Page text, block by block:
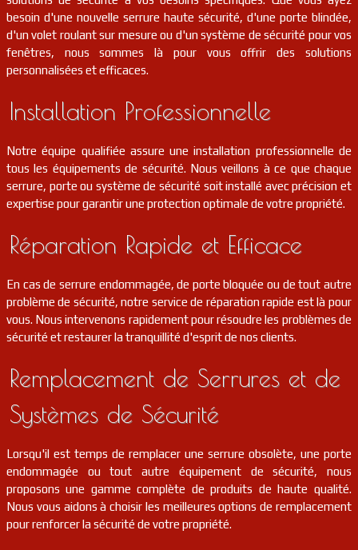
besoin d'une nouvelle serrure haute sécurité, d'une porte blindée,
d'un volet roulant sur mesure ou d'un système de sécurité pour vos
fenêtres, nous sommes là pour vous offrir des solutions
personnalisées et efficaces.
Installation Professionnelle
Notre équipe qualifiée assure une installation professionnelle de
tous les équipements de sécurité. Nous veillons à ce que chaque
serrure, porte ou système de sécurité soit installé avec précision et
expertise pour garantir une protection optimale de votre propriété.
Réparation Rapide et Efficace
En cas de serrure endommagée, de porte bloquée ou de tout autre
problème de sécurité, notre service de réparation rapide est là pour
vous. Nous intervenons rapidement pour résoudre les problèmes de
sécurité et restaurer la tranquillité d'esprit de nos clients.
Remplacement de Serrures et de
Systèmes de Sécurité
Lorsqu'il est temps de remplacer une serrure obsolète, une porte
endommagée ou tout autre équipement de sécurité, nous
proposons une gamme complète de produits de haute qualité.
Nous vous aidons à choisir les meilleures options de remplacement
pour renforcer la sécurité de votre propriété.